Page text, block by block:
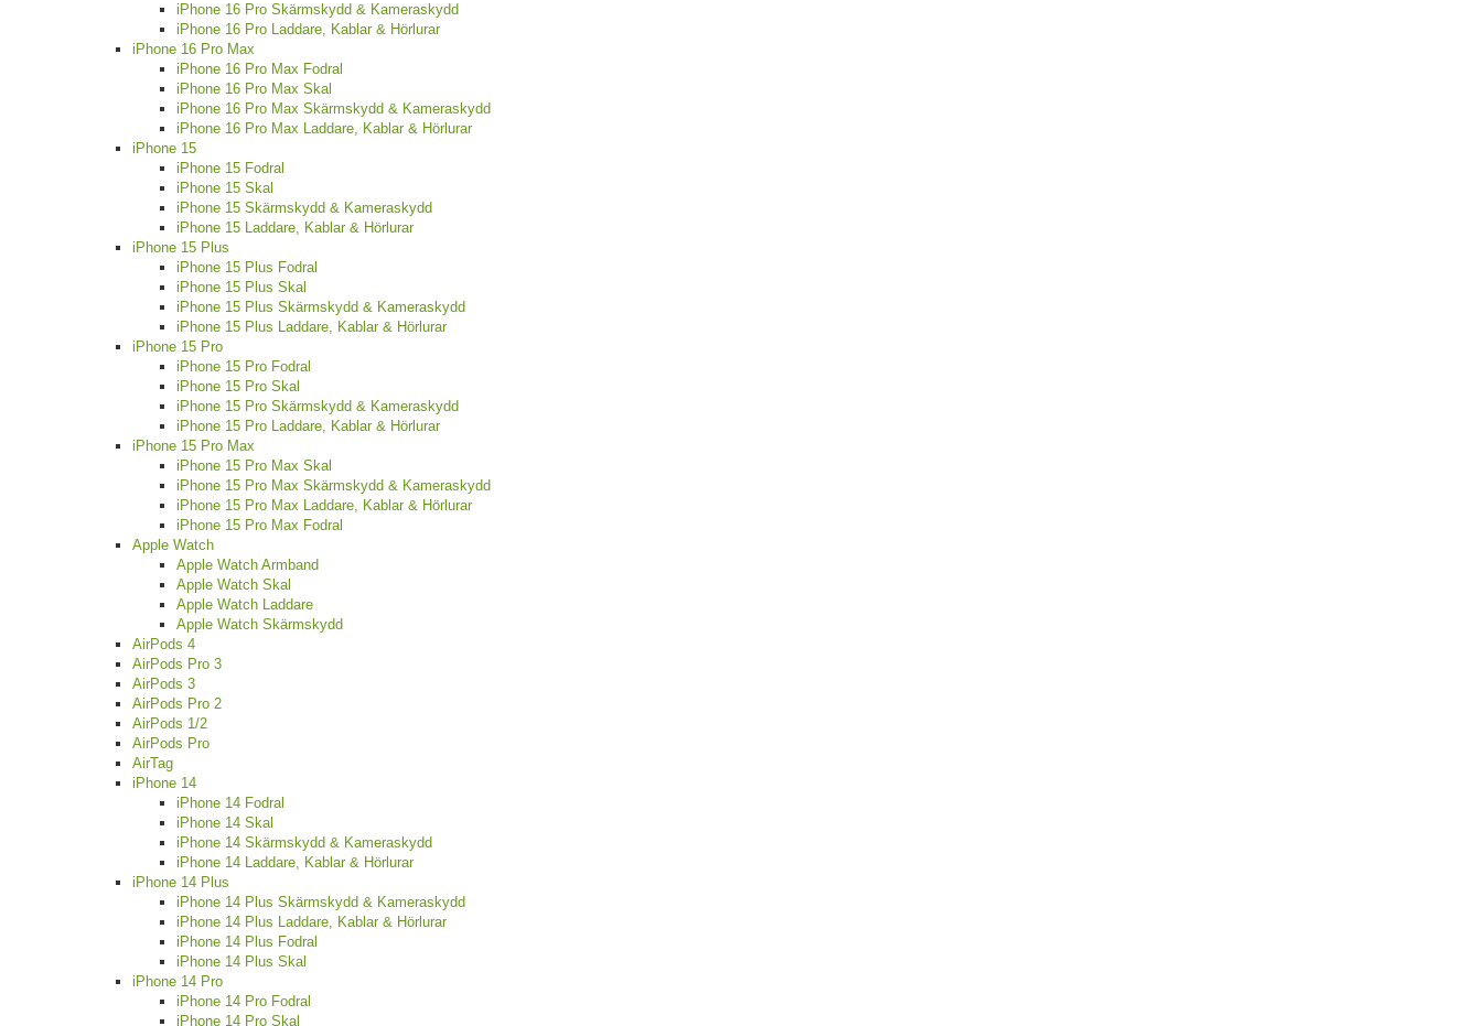
iPhone 16 Pro Skärmskydd & Kameraskydd
iPhone 16 Pro Laddare, Kablar & Hörlurar
iPhone 16 Pro Max
iPhone 16 Pro Max Fodral
iPhone 16 Pro Max Skal
iPhone 16 Pro Max Skärmskydd & Kameraskydd
iPhone 16 Pro Max Laddare, Kablar & Hörlurar
iPhone 15
iPhone 15 Fodral
iPhone 15 Skal
iPhone 15 Skärmskydd & Kameraskydd
iPhone 15 Laddare, Kablar & Hörlurar
iPhone 15 Plus
iPhone 15 Plus Fodral
iPhone 15 Plus Skal
iPhone 15 Plus Skärmskydd & Kameraskydd
iPhone 15 Plus Laddare, Kablar & Hörlurar
iPhone 15 Pro
iPhone 15 Pro Fodral
iPhone 15 Pro Skal
iPhone 15 Pro Skärmskydd & Kameraskydd
iPhone 15 Pro Laddare, Kablar & Hörlurar
iPhone 15 Pro Max
iPhone 15 Pro Max Skal
iPhone 15 Pro Max Skärmskydd & Kameraskydd
iPhone 15 Pro Max Laddare, Kablar & Hörlurar
iPhone 15 Pro Max Fodral
Apple Watch
Apple Watch Armband
Apple Watch Skal
Apple Watch Laddare
Apple Watch Skärmskydd
AirPods 4
AirPods Pro 3
AirPods 3
AirPods Pro 2
AirPods 1/2
AirPods Pro
AirTag
iPhone 14
iPhone 14 Fodral
iPhone 14 Skal
iPhone 14 Skärmskydd & Kameraskydd
iPhone 14 Laddare, Kablar & Hörlurar
iPhone 14 Plus
iPhone 14 Plus Skärmskydd & Kameraskydd
iPhone 14 Plus Laddare, Kablar & Hörlurar
iPhone 14 Plus Fodral
iPhone 14 Plus Skal
iPhone 14 Pro
iPhone 14 Pro Fodral
iPhone 14 Pro Skal